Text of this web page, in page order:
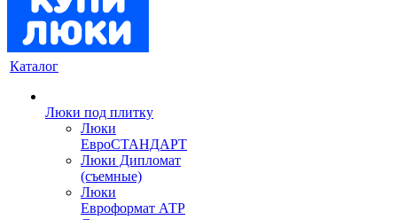
Каталог
Люки под плитку
Люки
ЕвроСТАНДАРТ
Люки Дипломат
(съемные)
Люки
Евроформат АТР